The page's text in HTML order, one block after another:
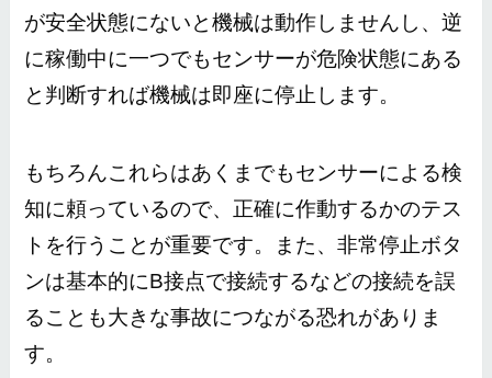
が安全状態にないと機械は動作しませんし、逆
に稼働中に一つでもセンサーが危険状態にある
と判断すれば機械は即座に停止します。
もちろんこれらはあくまでもセンサーによる検
知に頼っているので、正確に作動するかのテス
トを行うことが重要です。また、非常停止ボタ
ンは基本的にB接点で接続するなどの接続を誤
ることも大きな事故につながる恐れがありま
す。